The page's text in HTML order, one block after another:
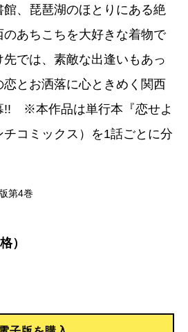
館、琵琶湖のほとりにある絶
あちこちを大好きな着物で
では、素敵な出逢いもあっ
とお洒落に心ときめく関西
!! ※本作品は単行本『恋せよ
コミックス）を1話ごとに分
第4巻
）